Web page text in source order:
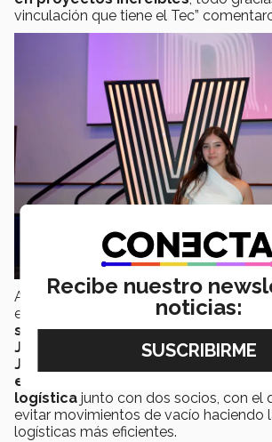
vinculación que tiene el Tec”
Actualmente Andrea y Marielisa se
enfocadas en su desarrollo profesional.
se dedica a manejar el área
John Deere y la logística terrestre
John Deere Tractores
encuentra desarrollando su propio
logística junto con dos socios, con el
evitar movimientos de vacío haciendo
logísticas más eficientes.
Recibe nuestro
noticias: